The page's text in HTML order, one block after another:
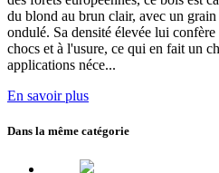
du blond au brun clair, avec un
ondulé. Sa densité élevée lui
chocs et à l'usure, ce qui en fait un
applications néce...
En savoir plus
Dans la même catégorie